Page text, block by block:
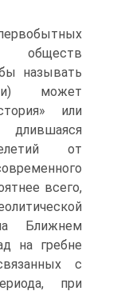
об­ществ
называть
может
или
длившаяся
от
всего,
Ближнем
на гребне
с
при